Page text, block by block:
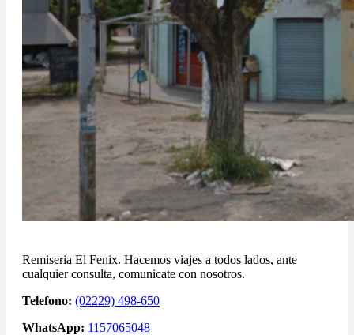
Remiseria El Fenix. Hacemos viajes a todos lados, ante
cualquier consulta, comunicate con nosotros.
Telefono: (02229) 498-650
WhatsApp: 1157065048